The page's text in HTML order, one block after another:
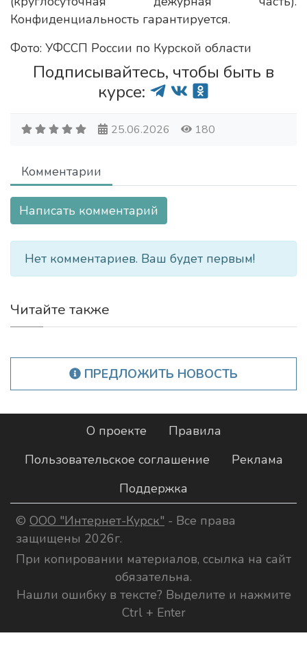
Конфиденциальность гарантируется.
Фото: УФССП России по Курской области
Подписывайтесь, чтобы быть в
курсе:
25.06.2026 180
Комментарии
Написать комментарий
Нет комментариев. Ваш будет первым!
Читайте также
ПРЕДЛОЖИТЬ НОВОСТЬ
О проекте
Правила
Пользовательское соглашение
Реклама
Поддержка
© ООО "Интернет-Курск" - Все права
защищены 2026г.
При копировании материалов, ссылка на сайт
обязательна.
Нашли ошибку в тексте? Выделите и нажмите
Ctrl + Enter